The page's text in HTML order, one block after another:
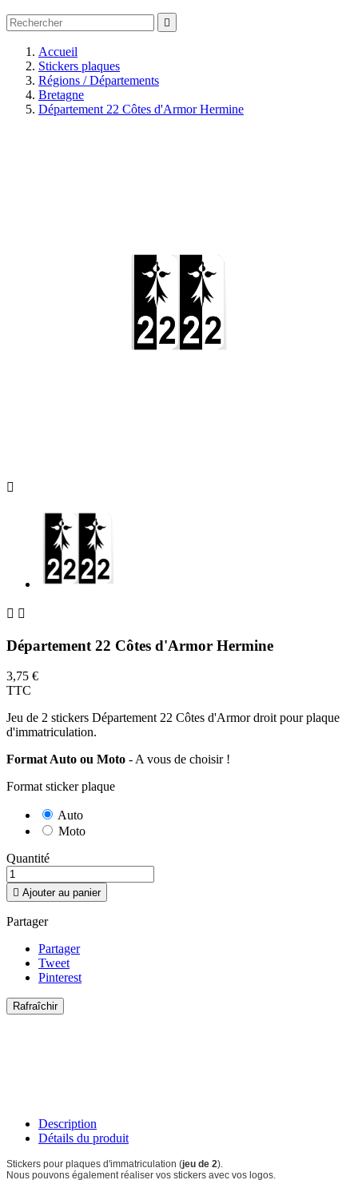

Accueil
Stickers plaques
Régions / Départements
Bretagne
Département 22 Côtes d'Armor Hermine

 
Département 22 Côtes d'Armor Hermine
3,75 €
TTC
Jeu de 2 stickers Département 22 Côtes d'Armor droit pour plaque
d'immatriculation.
Format Auto ou Moto - A vous de choisir !
Format sticker plaque
Auto
Moto
Quantité
 Ajouter au panier
Partager
Partager
Tweet
Pinterest
Description
Détails du produit
Stickers pour plaques d'immatriculation (jeu de 2).
Nous pouvons également réaliser vos stickers avec vos logos.